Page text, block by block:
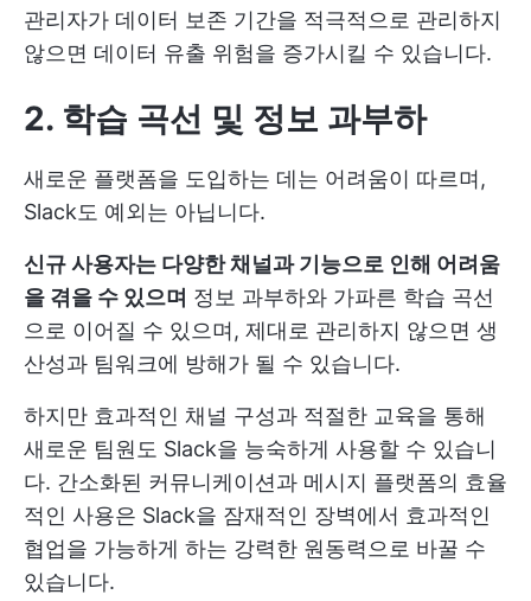
관리자가 데이터 보존 기간을 적극적으로 관리하지
않으면 데이터 유출 위험을 증가시킬 수 있습니다.
2. 학습 곡선 및 정보 과부하
새로운 플랫폼을 도입하는 데는 어려움이 따르며,
Slack도 예외는 아닙니다.
신규 사용자는 다양한 채널과 기능으로 인해 어려움
을 겪을 수 있으며 정보 과부하와 가파른 학습 곡선
으로 이어질 수 있으며, 제대로 관리하지 않으면 생
산성과 팀워크에 방해가 될 수 있습니다.
하지만 효과적인 채널 구성과 적절한 교육을 통해
새로운 팀원도 Slack을 능숙하게 사용할 수 있습니
다. 간소화된 커뮤니케이션과 메시지 플랫폼의 효율
적인 사용은 Slack을 잠재적인 장벽에서 효과적인
협업을 가능하게 하는 강력한 원동력으로 바꿀 수
있습니다.